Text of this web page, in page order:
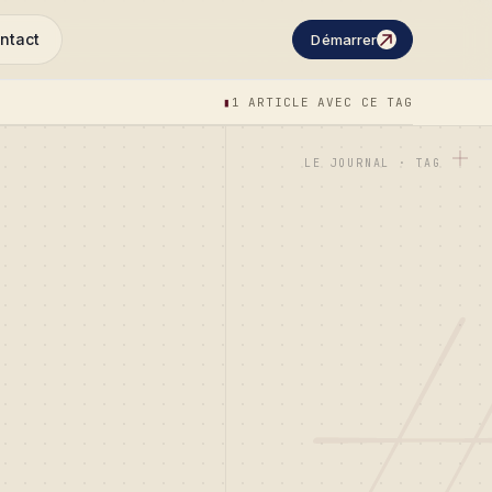
Démarrer
▮ 1 ARTICLE AVEC CE TAG
LE JOURNAL · TAG